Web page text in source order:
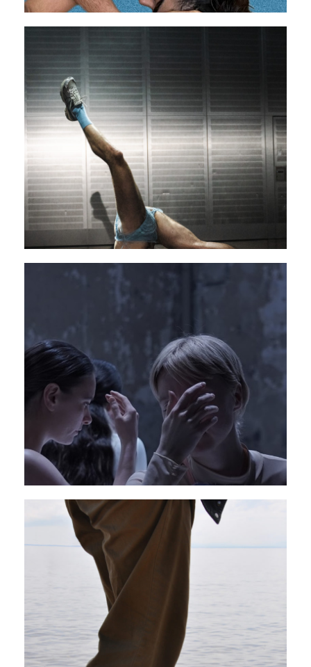
29 octobre - 01 novembre 2025
PAVILLON ADC
Shiraz
07 - 08 novembre 2025
PAVILLON ADC